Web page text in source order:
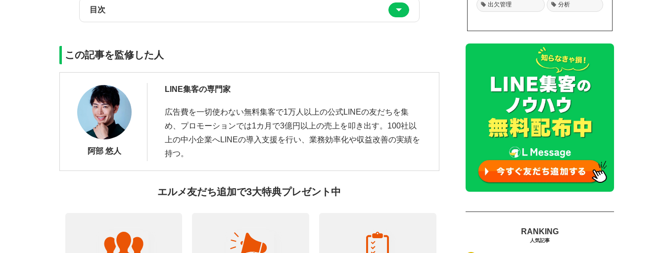
目次
この記事を監修した人
阿部 悠人
LINE集客の専門家
広告費を一切使わない無料集客で1万人以上の公式LINEの友だちを集
め、プロモーションでは1カ月で3億円以上の売上を叩き出す。100社以
上の中小企業へLINEの導入支援を行い、業務効率化や収益改善の実績を
持つ。
エルメ友だち追加で3大特典プレゼント中
出欠管理 分析
人気記事